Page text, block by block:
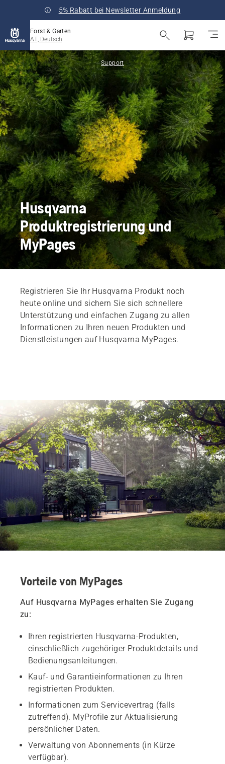
5% Rabatt bei Newsletter Anmeldung
Forst & Garten
AT, Deutsch
Support
Husqvarna
Produktregistrierung und
MyPages
Registrieren Sie Ihr Husqvarna Produkt noch
heute online und sichern Sie sich schnellere
Unterstützung und einfachen Zugang zu allen
Informationen zu Ihren neuen Produkten und
Dienstleistungen auf Husqvarna MyPages.
Vorteile von MyPages
Auf Husqvarna MyPages erhalten Sie Zugang
zu:
Ihren registrierten Husqvarna-Produkten,
einschließlich zugehöriger Produktdetails und
Bedienungsanleitungen.
Kauf- und Garantieinformationen zu Ihren
registrierten Produkten.
Informationen zum Servicevertrag (falls
zutreffend). MyProfile zur Aktualisierung
persönlicher Daten.
Verwaltung von Abonnements (in Kürze
verfügbar).